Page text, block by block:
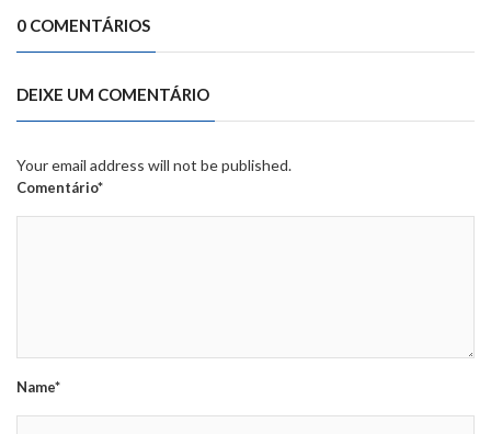
0 COMENTÁRIOS
DEIXE UM COMENTÁRIO
Your email address will not be published.
Comentário*
Name*